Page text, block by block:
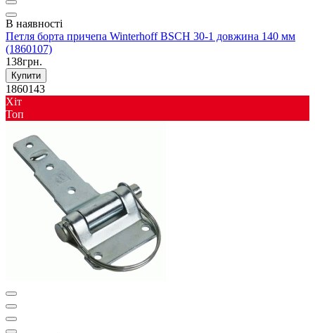
В наявності
Петля борта причепа Winterhoff BSCH 30-1 довжина 140 мм
(1860107)
138грн.
Купити
1860143
Хіт
Toп